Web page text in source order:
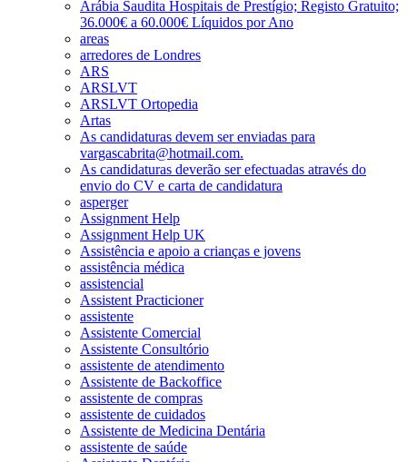
Arábia Saudita Hospitais de Prestígio; Registo Gratuito;
36.000€ a 60.000€ Líquidos por Ano
areas
arredores de Londres
ARS
ARSLVT
ARSLVT Ortopedia
Artas
As candidaturas devem ser enviadas para
vargascabrita@hotmail.com.
As candidaturas deverão ser efectuadas através do
envio do CV e carta de candidatura
asperger
Assignment Help
Assignment Help UK
Assistência e apoio a crianças e jovens
assistência médica
assistencial
Assistent Practicioner
assistente
Assistente Comercial
Assistente Consultório
assistente de atendimento
Assistente de Backoffice
assistente de compras
assistente de cuidados
Assistente de Medicina Dentária
assistente de saúde